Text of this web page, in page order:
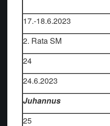
17.-18.6.2023
2. Rata SM
24
24.6.2023
Juhannus
25